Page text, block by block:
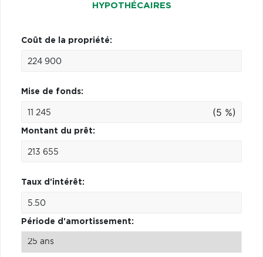
HYPOTHÉCAIRES
Coût de la propriété:
Mise de fonds:
(5 %)
Montant du prêt:
Taux d'intérêt:
Période d'amortissement: